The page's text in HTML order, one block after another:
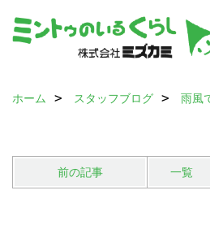
ホーム スタッフブログ 雨風
前の記事 一覧